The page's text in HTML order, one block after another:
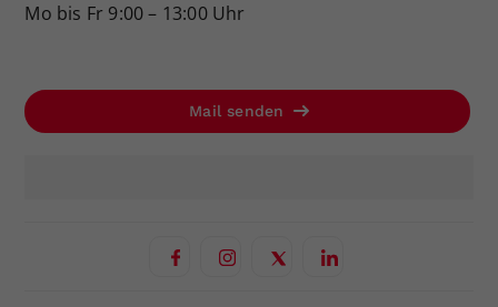
Mo bis Fr 9:00 – 13:00 Uhr
Mail senden